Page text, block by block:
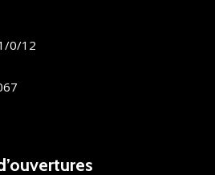
0/12